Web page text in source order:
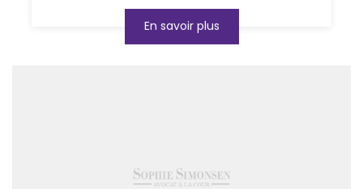
En savoir plus